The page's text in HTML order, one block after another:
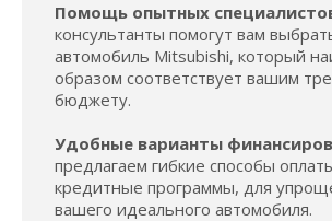
Помощь опытных
консультанты помогут вам
автомобиль Mitsubishi, который
образом соответствует вашим
бюджету.
Удобные варианты
предлагаем гибкие способы
кредитные программы, для
вашего идеального автомобиля.